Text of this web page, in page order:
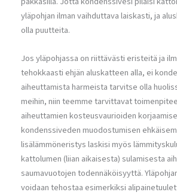
yläpohjan ilman vaihduttava laiskasti, ja
olla puutteita.
Jos yläpohjassa on riittävästi eristeitä ja
tehokkaasti ehjän aluskatteen alla, ei
aiheuttamista harmeista tarvitse olla
meihin, niin teemme tarvittavat
aiheuttamien kosteusvaurioiden
kondenssiveden muodostumisen
lisälämmöneristys laskisi myös
kattolumen (liian aikaisesta) sulamisesta
saumavuotojen todennäköisyyttä.
voidaan tehostaa esimerkiksi